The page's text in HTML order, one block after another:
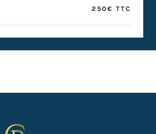
250€ TTC